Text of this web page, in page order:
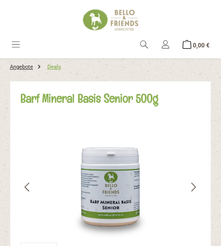
0,00 €
Angebote Deals
Barf Mineral Basis Senior 500g